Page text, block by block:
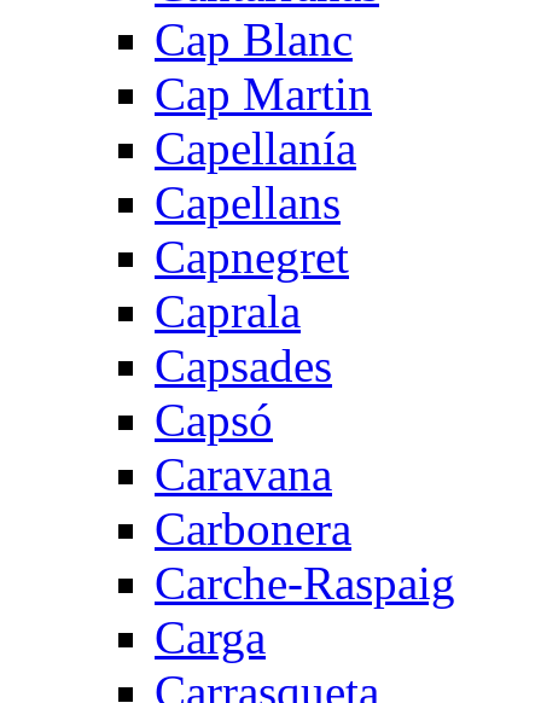
Cap Blanc
Cap Martin
Capellanía
Capellans
Capnegret
Caprala
Capsades
Capsó
Caravana
Carbonera
Carche-Raspaig
Carga
Carrasqueta